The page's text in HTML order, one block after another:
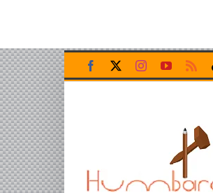
Skip
to
content
Facebook InstagramYouTubeRss